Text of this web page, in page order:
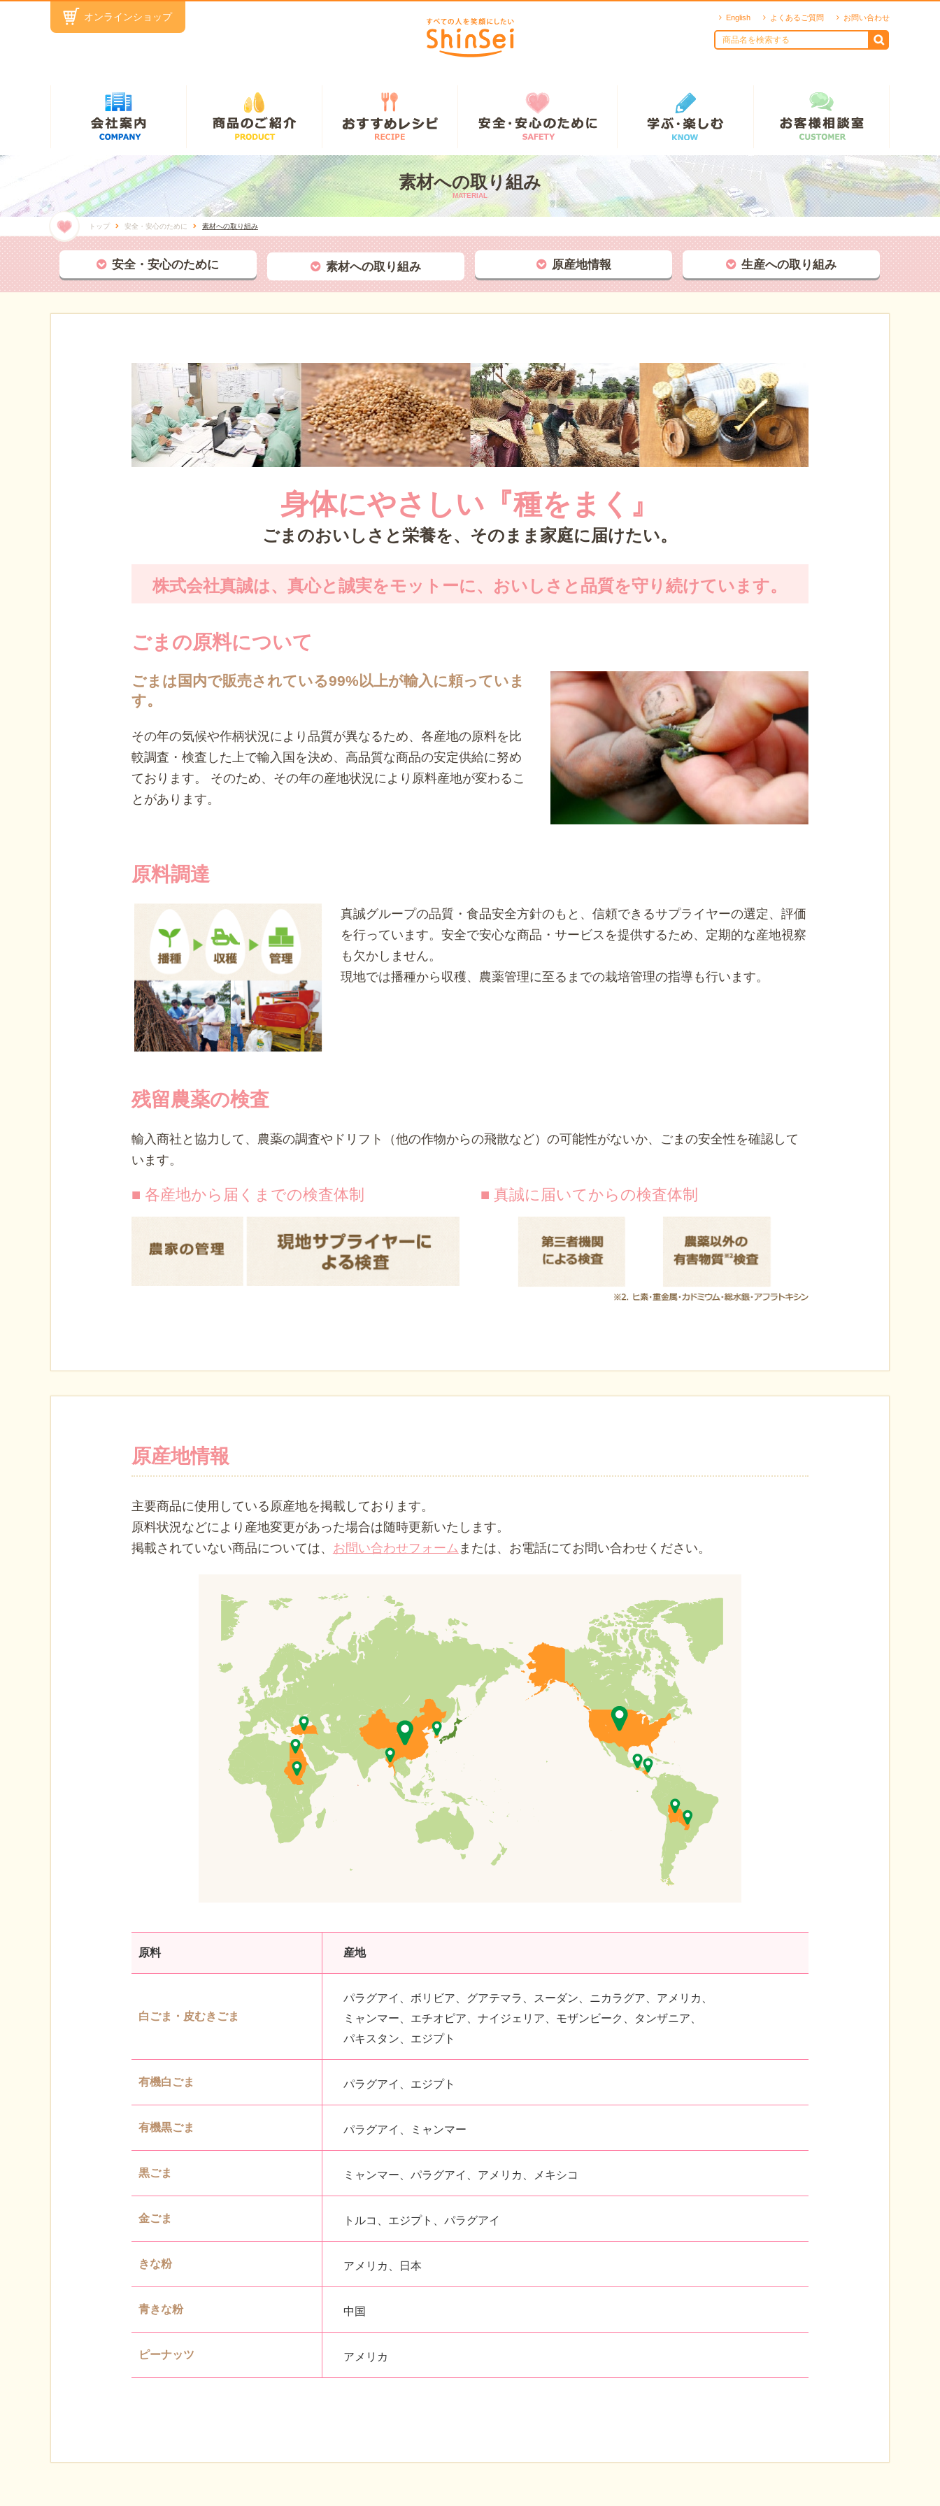
お問い合わせ
よくあるご質問
English
オンラインショップ
素材への取り組み
MATERIAL
トップ 安全・安心のために 素材への取り組み
安全・安心のために 素材への取り組み 原産地情報 生産への取り組み
身体にやさしい『種をまく』
ごまのおいしさと栄養を、そのまま家庭に届けたい。
株式会社真誠は、真心と誠実をモットーに、おいしさと品質を守り続けています。
ごまの原料について
ごまは国内で販売されている99%以上が輸入に頼っていま
す。
その年の気候や作柄状況により品質が異なるため、各産地の原料を比
較調査・検査した上で輸入国を決め、高品質な商品の安定供給に努め
ております。 そのため、その年の産地状況により原料産地が変わるこ
とがあります。
原料調達
真誠グループの品質・食品安全方針のもと、信頼できるサプライヤーの選定、評価
を行っています。安全で安心な商品・サービスを提供するため、定期的な産地視察
も欠かしません。
現地では播種から収穫、農薬管理に至るまでの栽培管理の指導も行います。
残留農薬の検査
輸入商社と協力して、農薬の調査やドリフト（他の作物からの飛散など）の可能性がないか、ごまの安全性を確認して
います。
■ 各産地から届くまでの検査体制 ■ 真誠に届いてからの検査体制
原産地情報
主要商品に使用している原産地を掲載しております。
原料状況などにより産地変更があった場合は随時更新いたします。
掲載されていない商品については、 お問い合わせフォーム または、お電話にてお問い合わせください。
原料 産地
白ごま・皮むきごま
パラグアイ、ボリビア、グアテマラ、スーダン、ニカラグア、アメリカ、
ミャンマー、エチオピア、ナイジェリア、モザンビーク、タンザニア、
パキスタン、エジプト
有機白ごま パラグアイ、エジプト
有機黒ごま パラグアイ、ミャンマー
黒ごま ミャンマー、パラグアイ、アメリカ、メキシコ
金ごま トルコ、エジプト、パラグアイ
きな粉 アメリカ、日本
青きな粉 中国
ピーナッツ アメリカ